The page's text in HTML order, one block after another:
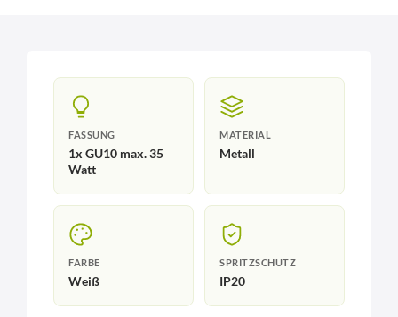
FASSUNG
1x GU10 max. 35
Watt
MATERIAL
Metall
FARBE
Weiß
SPRITZSCHUTZ
IP20